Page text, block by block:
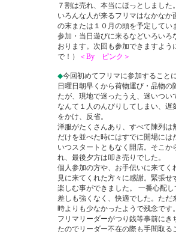
７割は売れ、本当にほっとしました
いろんな人が来るフリマはなかなか
の末または１０月の頭を予定してい
参加・当日遊びに来るなどいろいろ
おります。次回も参加できますよう
で！）
＜By ピンク＞
◆今回初めてフリマに参加すること
日曜日朝早くから荷物運び・品物
たが、現地で迷ったうえ、迷いつい
なんて１人のんびりしてしまい、遅
をかけ、反省。
洋服がたくさんあり、すべて陳列は
だけを並べた時にはすでに開場には
いつスタートともなく開店。そこか
れ、最後夕方は叩き売りでした。
個人参加の方や、お手伝いに来てく
見に来てくれた方々に感謝。緊張
楽しむ事ができました。 一番心配
差しも強くなく、快適でした。ただ
時よりも少なかったようで残念です
フリマリーダーがつり銭等事前にき
たのでリーダー不在の際も手間取る